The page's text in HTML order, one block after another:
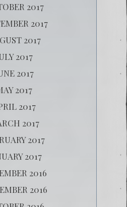
2017
2017
2017
2017
2017
2017
2017
2017
2017
2017
2016
2016